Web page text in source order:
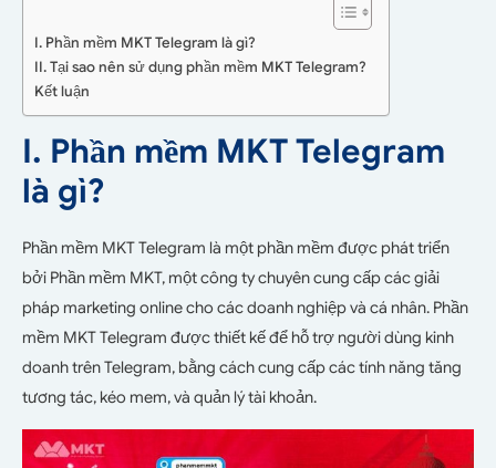
I. Phần mềm MKT Telegram là gì?
II. Tại sao nên sử dụng phần mềm MKT Telegram?
Kết luận
I. Phần mềm MKT Telegram
là gì?
Phần mềm MKT Telegram là một phần mềm được phát triển
bởi Phần mềm MKT, một công ty chuyên cung cấp các giải
pháp marketing online cho các doanh nghiệp và cá nhân. Phần
mềm MKT Telegram được thiết kế để hỗ trợ người dùng kinh
doanh trên Telegram, bằng cách cung cấp các tính năng tăng
tương tác, kéo mem, và quản lý tài khoản.